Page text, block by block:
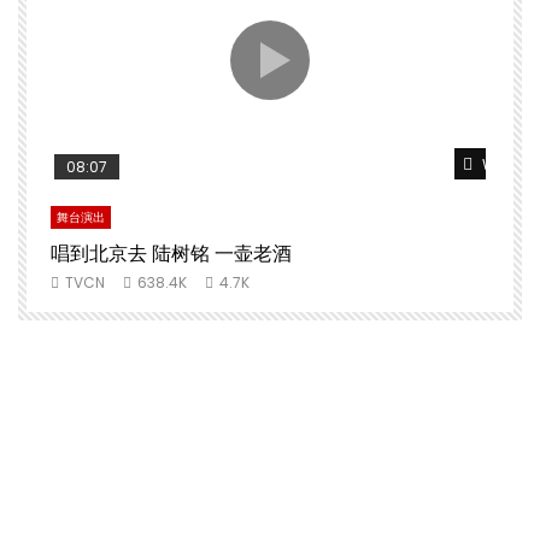
Watch Later Watch
08:07
舞台演出
唱到北京去 陆树铭 一壶老酒
TVCN 638.4K 4.7K